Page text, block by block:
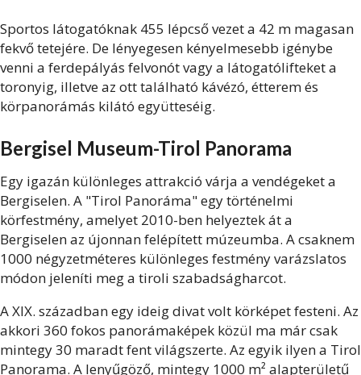
Sportos látogatóknak 455 lépcső vezet a 42 m magasan
fekvő tetejére. De lényegesen kényelmesebb igénybe
venni a ferdepályás felvonót vagy a látogatólifteket a
toronyig, illetve az ott található kávézó, étterem és
körpanorámás kilátó együtteséig.
Bergisel Museum-Tirol Panorama
Egy igazán különleges attrakció várja a vendégeket a
Bergiselen. A "Tirol Panoráma" egy történelmi
körfestmény, amelyet 2010-ben helyeztek át a
Bergiselen az újonnan felépített múzeumba. A csaknem
1000 négyzetméteres különleges festmény varázslatos
módon jeleníti meg a tiroli szabadságharcot.
A XIX. században egy ideig divat volt körképet festeni. Az
akkori 360 fokos panorámaképek közül ma már csak
mintegy 30 maradt fent világszerte. Az egyik ilyen a Tirol
Panorama. A lenyűgöző, mintegy 1000 m² alapterületű